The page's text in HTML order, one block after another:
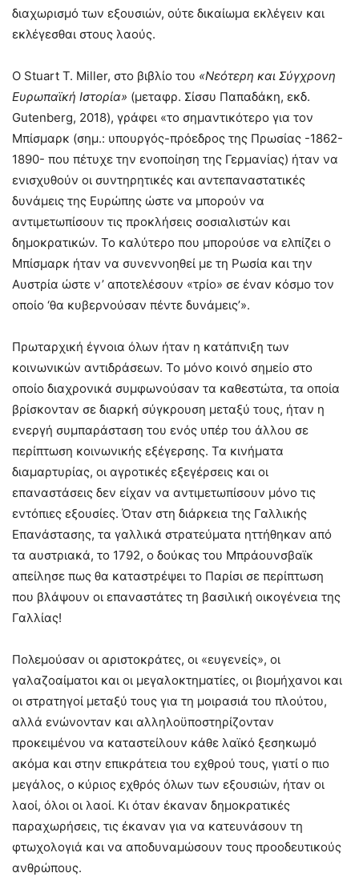
διαχωρισμό των εξουσιών, ούτε δικαίωμα εκλέγειν και
εκλέγεσθαι στους λαούς.
Ο Stuart T. Miller, στο βιβλίο του «Νεότερη και Σύγχρονη
Ευρωπαϊκή Ιστορία» (μεταφρ. Σίσσυ Παπαδάκη, εκδ.
Gutenberg, 2018), γράφει «το σημαντικότερο για τον
Μπίσμαρκ (σημ.: υπουργός-πρόεδρος της Πρωσίας -1862-
1890- που πέτυχε την ενοποίηση της Γερμανίας) ήταν να
ενισχυθούν οι συντηρητικές και αντεπαναστατικές
δυνάμεις της Ευρώπης ώστε να μπορούν να
αντιμετωπίσουν τις προκλήσεις σοσιαλιστών και
δημοκρατικών. Το καλύτερο που μπορούσε να ελπίζει ο
Μπίσμαρκ ήταν να συνεννοηθεί με τη Ρωσία και την
Αυστρία ώστε ν’ αποτελέσουν «τρίο» σε έναν κόσμο τον
οποίο ‘θα κυβερνούσαν πέντε δυνάμεις’».
Πρωταρχική έγνοια όλων ήταν η κατάπνιξη των
κοινωνικών αντιδράσεων. Το μόνο κοινό σημείο στο
οποίο διαχρονικά συμφωνούσαν τα καθεστώτα, τα οποία
βρίσκονταν σε διαρκή σύγκρουση μεταξύ τους, ήταν η
ενεργή συμπαράσταση του ενός υπέρ του άλλου σε
περίπτωση κοινωνικής εξέγερσης. Τα κινήματα
διαμαρτυρίας, οι αγροτικές εξεγέρσεις και οι
επαναστάσεις δεν είχαν να αντιμετωπίσουν μόνο τις
εντόπιες εξουσίες. Όταν στη διάρκεια της Γαλλικής
Επανάστασης, τα γαλλικά στρατεύματα ηττήθηκαν από
τα αυστριακά, το 1792, ο δούκας του Μπράουνσβαϊκ
απείλησε πως θα καταστρέψει το Παρίσι σε περίπτωση
που βλάψουν οι επαναστάτες τη βασιλική οικογένεια της
Γαλλίας!
Πολεμούσαν οι αριστοκράτες, οι «ευγενείς», οι
γαλαζοαίματοι και οι μεγαλοκτηματίες, οι βιομήχανοι και
οι στρατηγοί μεταξύ τους για τη μοιρασιά του πλούτου,
αλλά ενώνονταν και αλληλοϋποστηρίζονταν
προκειμένου να καταστείλουν κάθε λαϊκό ξεσηκωμό
ακόμα και στην επικράτεια του εχθρού τους, γιατί ο πιο
μεγάλος, ο κύριος εχθρός όλων των εξουσιών, ήταν οι
λαοί, όλοι οι λαοί. Κι όταν έκαναν δημοκρατικές
παραχωρήσεις, τις έκαναν για να κατευνάσουν τη
φτωχολογιά και να αποδυναμώσουν τους προοδευτικούς
ανθρώπους.